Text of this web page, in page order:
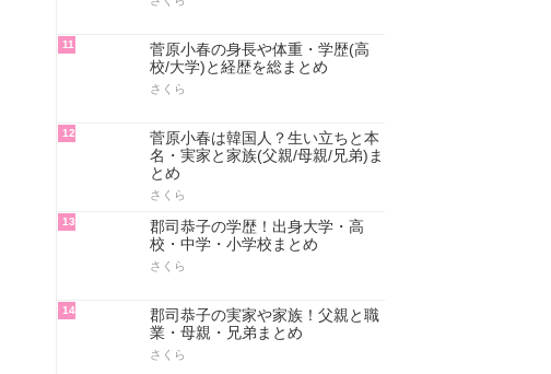
11
菅原小春の身長や体重・学歴(高
校/大学)と経歴を総まとめ
さくら
12
菅原小春は韓国人？生い立ちと本
名・実家と家族(父親/母親/兄弟)ま
とめ
さくら
13
郡司恭子の学歴！出身大学・高
校・中学・小学校まとめ
さくら
14
郡司恭子の実家や家族！父親と職
業・母親・兄弟まとめ
さくら